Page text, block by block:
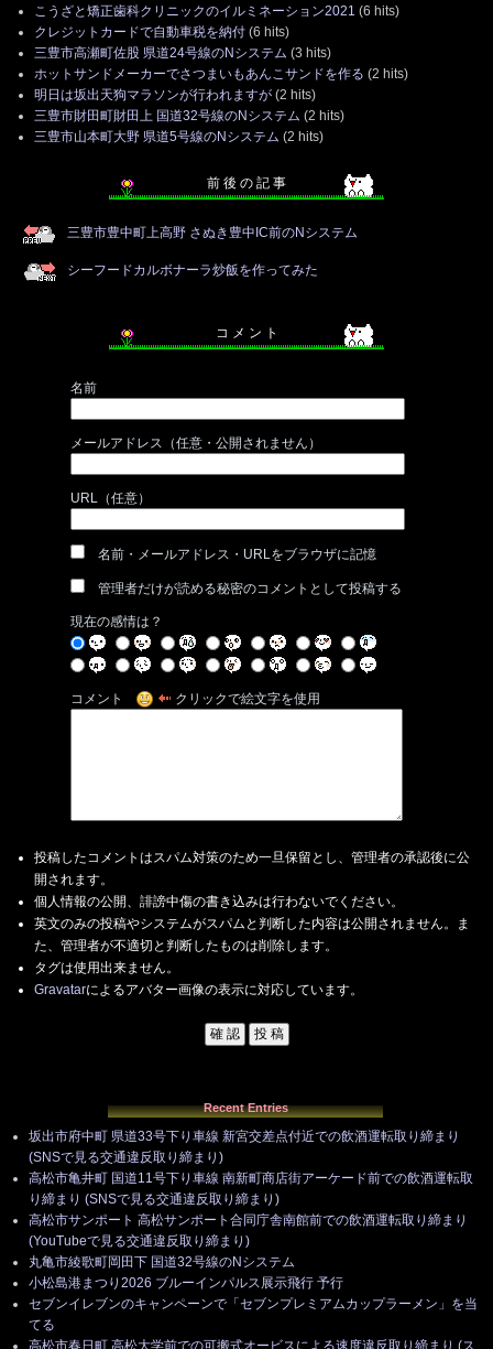
こうざと矯正歯科クリニックのイルミネーション2021 (6 hits)
クレジットカードで自動車税を納付 (6 hits)
三豊市高瀬町佐股 県道24号線のNシステム (3 hits)
ホットサンドメーカーでさつまいもあんこサンドを作る (2 hits)
明日は坂出天狗マラソンが行われますが (2 hits)
三豊市財田町財田上 国道32号線のNシステム (2 hits)
三豊市山本町大野 県道5号線のNシステム (2 hits)
前 後 の 記 事
三豊市豊中町上高野 さぬき豊中IC前のNシステム
シーフードカルボナーラ炒飯を作ってみた
コ メ ン ト
名前
メールアドレス（任意・公開されません）
URL（任意）
名前・メールアドレス・URLをブラウザに記憶
管理者だけが読める秘密のコメントとして投稿する
現在の感情は？
コメント クリックで絵文字を使用
投稿したコメントはスパム対策のため一旦保留とし、管理者の承認後に公
開されます。
個人情報の公開、誹謗中傷の書き込みは行わないでください。
英文のみの投稿やシステムがスパムと判断した内容は公開されません。ま
た、管理者が不適切と判断したものは削除します。
タグは使用出来ません。
Gravatarによるアバター画像の表示に対応しています。
Recent Entries
坂出市府中町 県道33号下り車線 新宮交差点付近での飲酒運転取り締まり
(SNSで見る交通違反取り締まり)
高松市亀井町 国道11号下り車線 南新町商店街アーケード前での飲酒運転取
り締まり (SNSで見る交通違反取り締まり)
高松市サンポート 高松サンポート合同庁舎南館前での飲酒運転取り締まり
(YouTubeで見る交通違反取り締まり)
丸亀市綾歌町岡田下 国道32号線のNシステム
小松島港まつり2026 ブルーインパルス展示飛行 予行
セブンイレブンのキャンペーンで「セブンプレミアムカップラーメン」を当
てる